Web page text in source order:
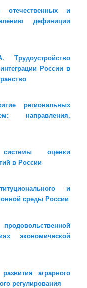
и
дефиниции
России в
региональных
направления,
оценки
в России
и
среды России
экономической
аграрного
регулирования